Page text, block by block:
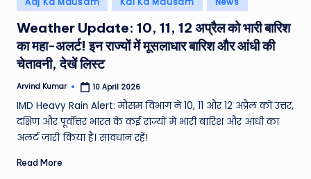
e
a
t
er
,
T
e
in
Weather Update: 10, 11, 12 अप्रैल को भारी बारिश
का महा-अलर्ट! इन राज्यों में मूसलाधार बारिश और आंधी की
चेतावनी, देखें लिस्ट
Posted
Arvind Kumar 10 April 2026
IMD Heavy Rain Alert: मौसम विभाग ने 10, 11 और 12 अप्रैल को उत्तर,
दक्षिण और पूर्वोत्तर भारत के कई राज्यों में भारी बारिश और आंधी का
अलर्ट जारी किया है। सावधान रहें!
Read More